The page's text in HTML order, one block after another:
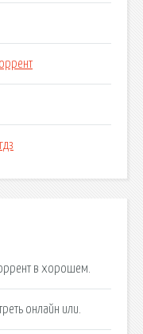
в хорошем.
онлайн или.